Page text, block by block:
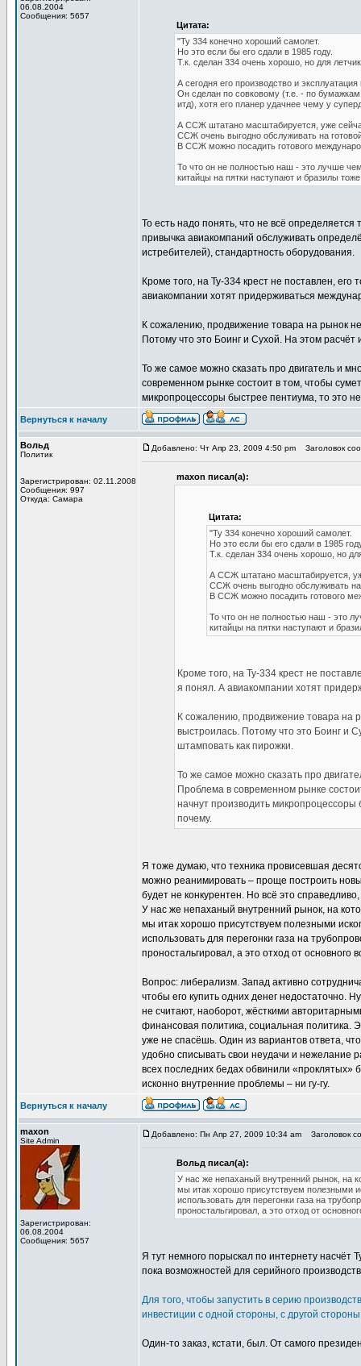
06.08.2004
Сообщения: 5657
Цитата:
"Ту 334 конечно хороший самолет.
Но это если бы его сдали в 1985 году.
Т.к. сделан 334 очень хорошо, но для
А сегодня его производство и
Он сделан по совковому (т.е. - по
итд), хотя его планер удачнее чему у
А ССЖ штатано масштабируется, уже
ССЖ очень выгодно обслуживать на
В ССЖ можно посадить готового
То что он не полностью наш - это лучше
китайцы на пятки наступают и бразилы
То есть надо понять, что не всё
привычка авиакомпаний обслуживать
истребителей), стандартность оборудования.
Кроме того, на Ту-334 крест не поставлен,
авиакомпании хотят придерживаться
К сожалению, продвижение товара на рынок
Потому что это Боинг и Сухой. На этом
То же самое можно сказать про двигатель и
современном рынке состоит в том, чтобы
микропроцессоры быстрее пентиума, то это
Вернуться к началу
Вольд
Политик
Зарегистрирован: 02.11.2008
Сообщения: 997
Откуда: Самара
Добавлено: Чт Апр 23, 2009 4:50 pm Заголовок
maxon писал(а):
Цитата:
"Ту 334 конечно хороший самолет.
Но это если бы его сдали в 1985
Т.к. сделан 334 очень хорошо, но
А ССЖ штатано масштабируется,
ССЖ очень выгодно обслуживать на
В ССЖ можно посадить готового
То что он не полностью наш - это
китайцы на пятки наступают и
Кроме того, на Ту-334 крест не
я понял. А авиакомпании хотят
К сожалению, продвижение товара на
выстроилась. Потому что это Боинг и
штамповать как пирожки.
То же самое можно сказать про
Проблема в современном рынке
начнут производить
почему.
Я тоже думаю, что техника провисевшая
можно реанимировать – проще построить
будет не конкурентен. Но всё это
У нас же непаханый внутренний рынок, на
мы итак хорошо присутствуем полезными
использовать для перегонки газа на
проностальгировал, а это отход от основного
Вопрос: либерализм. Запад активно
чтобы его купить одних денег
не считают, наоборот, жёсткими
финансовая политика, социальная политика.
уже не спасёшь. Один из вариантов ответа,
удобно списывать свои неудачи и нежелание
всех последних бедах обвинили «проклятых»
исконно внутренние проблемы – ни гу-гу.
Вернуться к началу
maxon
Site Admin
Зарегистрирован:
06.08.2004
Сообщения: 5657
Добавлено: Пн Апр 27, 2009 10:34 am Заголовок
Вольд писал(а):
У нас же непаханый внутренний рынок, на
мы итак хорошо присутствуем полезными
использовать для перегонки газа на
проностальгировал, а это отход от
Я тут немного порыскал по интернету насчёт
пока возможностей для серийного
Для того, чтобы запустить в серию
инвестиции с одной стороны, с другой
Один-то заказ, кстати, был. От самого